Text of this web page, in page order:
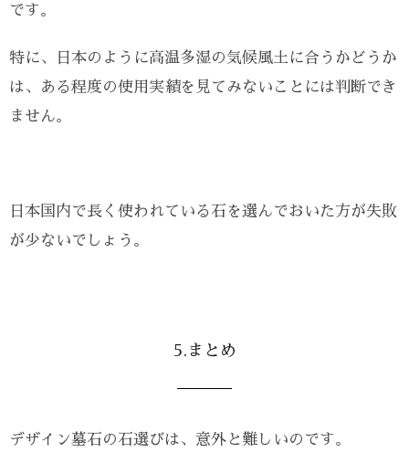
です。
特に、日本のように高温多湿の気候風土に合うかどうか
は、ある程度の使用実績を見てみないことには判断でき
ません。
日本国内で長く使われている石を選んでおいた方が失敗
が少ないでしょう。
5.まとめ
デザイン墓石の石選びは、意外と難しいのです。